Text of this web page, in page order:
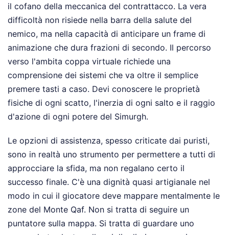
il cofano della meccanica del contrattacco. La vera
difficoltà non risiede nella barra della salute del
nemico, ma nella capacità di anticipare un frame di
animazione che dura frazioni di secondo. Il percorso
verso l'ambita coppa virtuale richiede una
comprensione dei sistemi che va oltre il semplice
premere tasti a caso. Devi conoscere le proprietà
fisiche di ogni scatto, l'inerzia di ogni salto e il raggio
d'azione di ogni potere del Simurgh.
Le opzioni di assistenza, spesso criticate dai puristi,
sono in realtà uno strumento per permettere a tutti di
approcciare la sfida, ma non regalano certo il
successo finale. C'è una dignità quasi artigianale nel
modo in cui il giocatore deve mappare mentalmente le
zone del Monte Qaf. Non si tratta di seguire un
puntatore sulla mappa. Si tratta di guardare uno